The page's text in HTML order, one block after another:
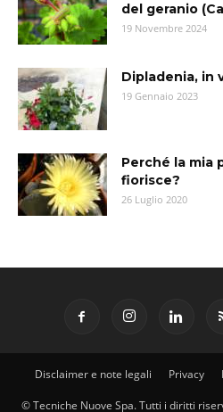
del geranio
19 Novembre 2024
Dipladenia, in
19 Gennaio 2023
Perché la mia
fiorisce?
26 Luglio 2020
Disclaimer e note legali Privacy
© Tecniche Nuove Spa. Tutti i diritti